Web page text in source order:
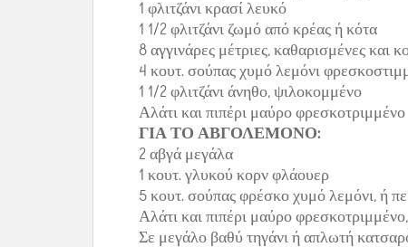
1 φλιτζάνι κρασί λευκό
1 1/2 φλιτζάνι ζωμό από κρέας ή κότα
8 αγγινάρες μέτριες, καθαρισμένες και
4 κουτ. σούπας χυμό λεμόνι
1 1/2 φλιτζάνι άνηθο, ψιλοκομμένο
Αλάτι και πιπέρι μαύρο φρεσκοτριμμένο
ΓΙΑ ΤΟ ΑΒΓΟΛΕΜΟΝΟ:
2 αβγά μεγάλα
1 κουτ. γλυκού κορν φλάουερ
5 κουτ. σούπας φρέσκο χυμό λεμόνι, ή
Αλάτι και πιπέρι μαύρο
Σε μεγάλο βαθύ τηγάνι ή απλωτή